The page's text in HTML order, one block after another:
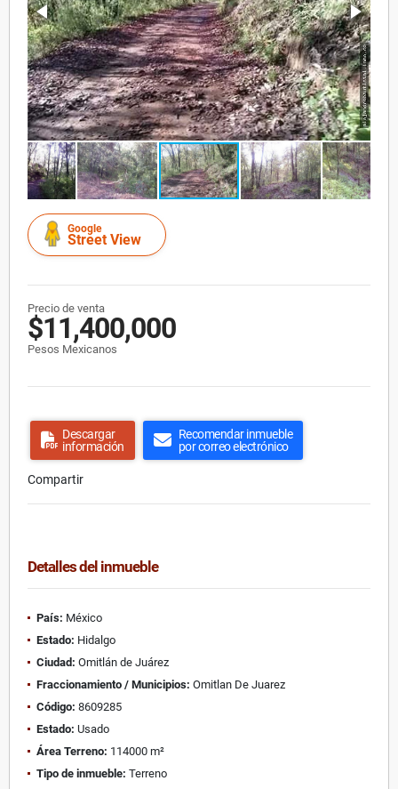
Google
Street View
Precio de venta
$11,400,000
Pesos Mexicanos
Descargar
información
Recomendar inmueble
por correo electrónico
Compartir
Detalles del inmueble
País: México
Estado: Hidalgo
Ciudad: Omitlán de Juárez
Fraccionamiento / Municipios: Omitlan De Juarez
Código: 8609285
Estado: Usado
Área Terreno: 114000 m²
Tipo de inmueble: Terreno